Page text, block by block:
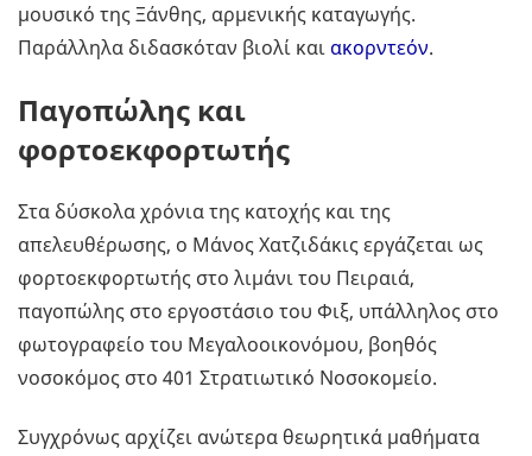
μουσικό της Ξάνθης, αρμενικής καταγωγής.
Παράλληλα διδασκόταν βιολί και ακορντεόν.
Παγοπώλης και
φορτοεκφορτωτής
Στα δύσκολα χρόνια της κατοχής και της
απελευθέρωσης, ο Μάνος Χατζιδάκις εργάζεται ως
φορτοεκφορτωτής στο λιμάνι του Πειραιά,
παγοπώλης στο εργοστάσιο του Φιξ, υπάλληλος στο
φωτογραφείο του Μεγαλοοικονόμου, βοηθός
νοσοκόμος στο 401 Στρατιωτικό Νοσοκομείο.
Συγχρόνως αρχίζει ανώτερα θεωρητικά μαθήματα